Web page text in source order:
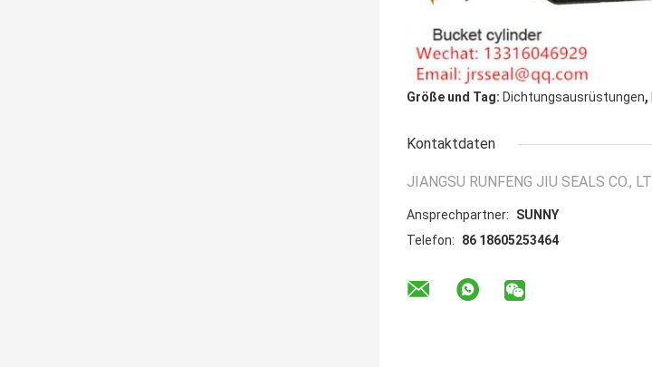
Größe und Tag: Dichtungsausrüstungen,
Kontaktdaten
JIANGSU RUNFENG JIU SEALS CO.,
Ansprechpartner:
SUNNY
Telefon:
86 18605253464